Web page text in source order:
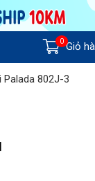
0 Giỏ
802J-3 Giảm